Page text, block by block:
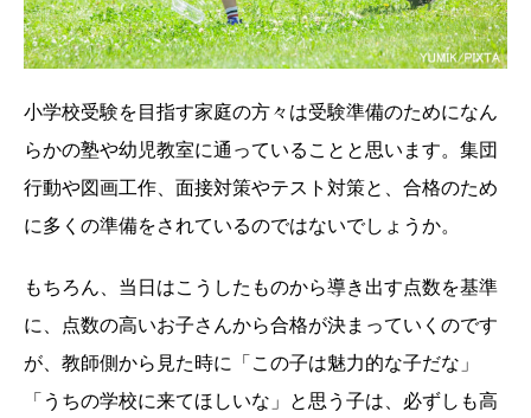
小学校受験を目指す家庭の方々は受験準備のためになん
らかの塾や幼児教室に通っていることと思います。集団
行動や図画工作、面接対策やテスト対策と、合格のため
に多くの準備をされているのではないでしょうか。
もちろん、当日はこうしたものから導き出す点数を基準
に、点数の高いお子さんから合格が決まっていくのです
が、教師側から見た時に「この子は魅力的な子だな」
「うちの学校に来てほしいな」と思う子は、必ずしも高